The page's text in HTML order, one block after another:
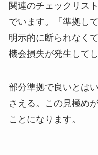
関連のチェックリス
でいます。「準拠し
明示的に断られなく
機会損失が発生して
部分準拠で良いとは
さえる。この見極め
ことになります。